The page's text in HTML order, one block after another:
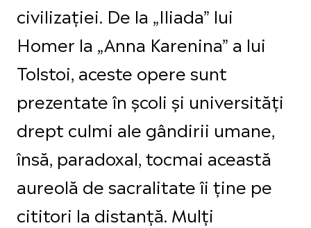
civilizației. De la „Iliada” lui
Homer la „Anna Karenina” a lui
Tolstoi, aceste opere sunt
prezentate în școli și universități
drept culmi ale gândirii umane,
însă, paradoxal, tocmai această
aureolă de sacralitate îi ține pe
cititori la distanță. Mulți